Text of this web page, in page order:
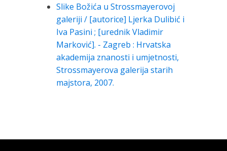
Slike Božića u Strossmayerovoj
galeriji / [autorice] Ljerka Dulibić i
Iva Pasini ; [urednik Vladimir
Marković]. - Zagreb : Hrvatska
akademija znanosti i umjetnosti,
Strossmayerova galerija starih
majstora, 2007.